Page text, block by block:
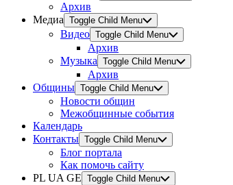
Архив
Медиа Toggle Child Menu
Видео Toggle Child Menu
Архив
Музыка Toggle Child Menu
Архив
Общины Toggle Child Menu
Новости общин
Межобщинные события
Календарь
Контакты Toggle Child Menu
Блог портала
Как помочь сайту
PL UA GE Toggle Child Menu